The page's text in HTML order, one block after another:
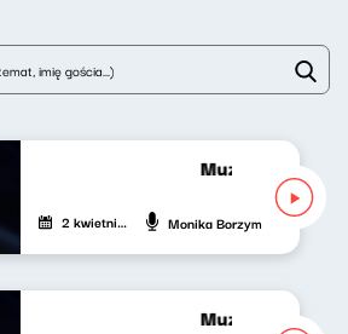
Muzyczny
2 kwietnia 2022 Monika Borzym
Muzyczny